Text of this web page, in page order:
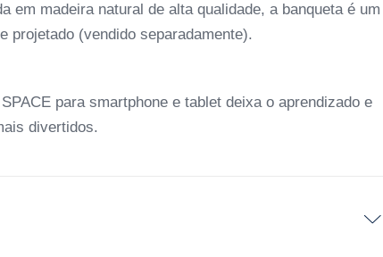
em madeira natural de alta qualidade, a banqueta é um
projetado (vendido separadamente).
para smartphone e tablet deixa o aprendizado e
divertidos.